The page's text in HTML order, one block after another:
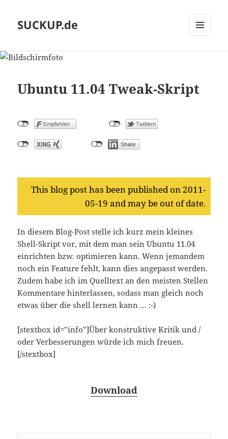
SUCKUP.de
Ubuntu 11.04 Tweak-Skript
This blog post has been published on 2011-
05-19 and may be out of date.
In diesem Blog-Post stelle ich kurz mein kleines
Shell-Skript vor, mit dem man sein Ubuntu 11.04
einrichten bzw. optimieren kann. Wenn jemandem
noch ein Feature fehlt, kann dies angepasst werden.
Zudem habe ich im Quelltext an den meisten Stellen
Kommentare hinterlassen, sodass man gleich noch
etwas über die shell lernen kann … :-)
[stextbox id=”info”]Über konstruktive Kritik und /
oder Verbesserungen würde ich mich freuen.
[/stextbox]
Download